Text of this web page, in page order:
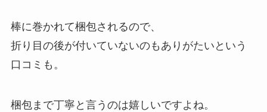
棒に巻かれて梱包されるので、
折り目の後が付いていないのもありがたいという
口コミも。
梱包まで丁寧と言うのは嬉しいですよね。